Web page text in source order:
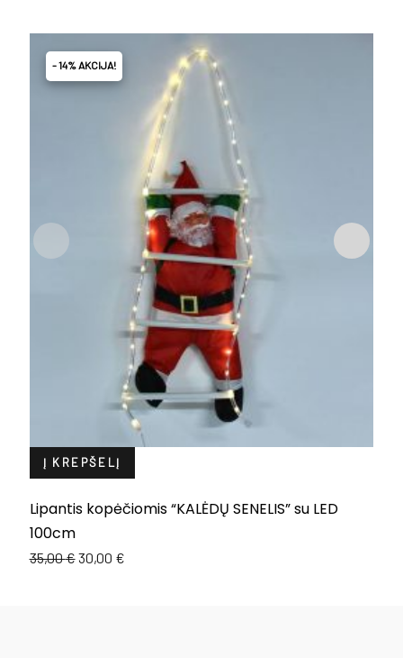
Į KREPŠELĮ
Lipantis kopėčiomis “KALĖDŲ SENELIS” su LED
100cm
35,00€
Original 30,00 €
Current
- 14% AKCIJA!